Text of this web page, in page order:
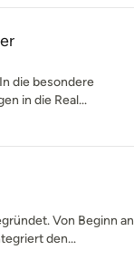
die besondere
in die Real...
Von Beginn an
den...